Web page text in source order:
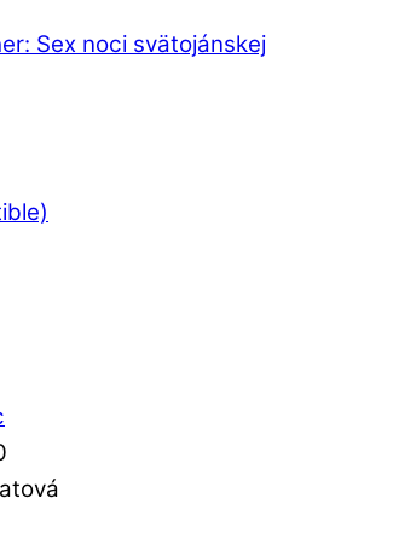
Sex noci svätojánskej